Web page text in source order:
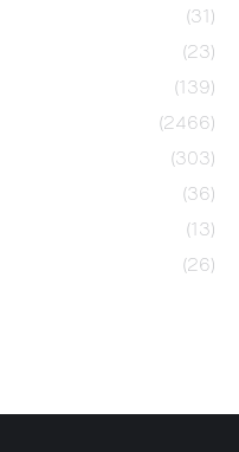
(31)
(23)
(139)
(2466)
(303)
(36)
(13)
(26)